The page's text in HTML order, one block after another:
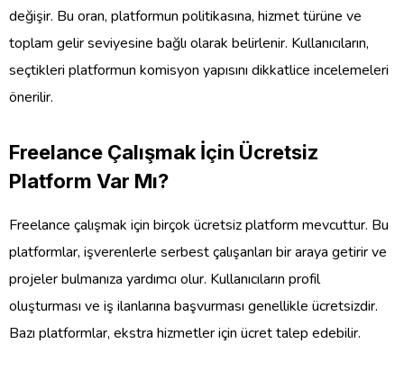
değişir. Bu oran, platformun politikasına, hizmet türüne ve
toplam gelir seviyesine bağlı olarak belirlenir. Kullanıcıların,
seçtikleri platformun komisyon yapısını dikkatlice incelemeleri
önerilir.
Freelance Çalışmak İçin Ücretsiz
Platform Var Mı?
Freelance çalışmak için birçok ücretsiz platform mevcuttur. Bu
platformlar, işverenlerle serbest çalışanları bir araya getirir ve
projeler bulmanıza yardımcı olur. Kullanıcıların profil
oluşturması ve iş ilanlarına başvurması genellikle ücretsizdir.
Bazı platformlar, ekstra hizmetler için ücret talep edebilir.